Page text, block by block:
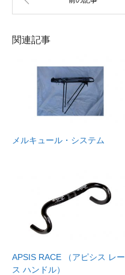
関連記事
メルキュール・システム
APSIS RACE （アピシス レー
ス ハンドル）